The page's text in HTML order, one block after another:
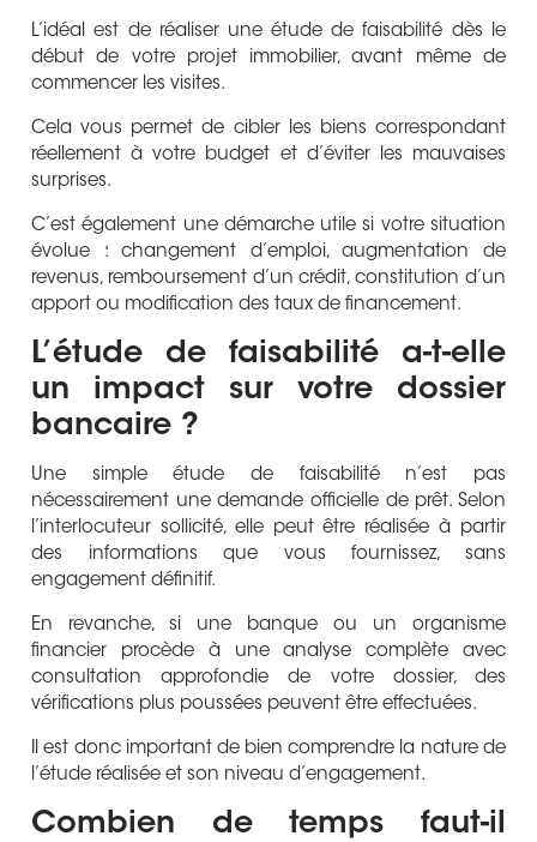
L’idéal est de réaliser une étude de faisabilité dès le
début de votre projet immobilier, avant même de
commencer les visites.
Cela vous permet de cibler les biens correspondant
réellement à votre budget et d’éviter les mauvaises
surprises.
C’est également une démarche utile si votre situation
évolue : changement d’emploi, augmentation de
revenus, remboursement d’un crédit, constitution d’un
apport ou modification des taux de financement.
L’étude de faisabilité a-t-elle
un impact sur votre dossier
bancaire ?
Une simple étude de faisabilité n’est pas
nécessairement une demande officielle de prêt. Selon
l’interlocuteur sollicité, elle peut être réalisée à partir
des informations que vous fournissez, sans
engagement définitif.
En revanche, si une banque ou un organisme
financier procède à une analyse complète avec
consultation approfondie de votre dossier, des
vérifications plus poussées peuvent être effectuées.
Il est donc important de bien comprendre la nature de
l’étude réalisée et son niveau d’engagement.
Combien de temps faut-il